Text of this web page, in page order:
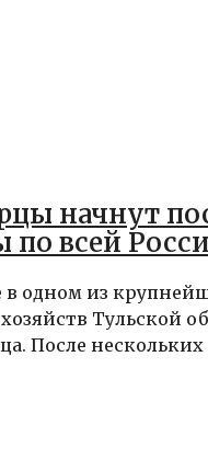
начнут
по всей
в одном из
Тульской
После нескольких